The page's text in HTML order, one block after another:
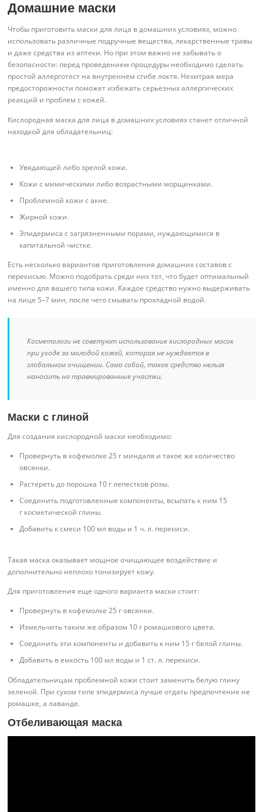
Домашние маски
Чтобы приготовить маски для лица в домашних условиях, можно
использовать различные подручные вещества, лекарственные травы
и даже средства из аптеки. Но при этом важно не забывать о
безопасности: перед проведением процедуры необходимо сделать
простой аллерготест на внутреннем сгибе локтя. Нехитрая мера
предосторожности поможет избежать серьезных аллергических
реакций и проблем с кожей.
Кислородная маска для лица в домашних условиях станет отличной
находкой для обладательниц:
Увядающей либо зрелой кожи.
Кожи с мимическими либо возрастными морщинками.
Проблемной кожи с акне.
Жирной кожи.
Эпидермиса с загрязненными порами, нуждающимися в
капитальной чистке.
Есть несколько вариантов приготовления домашних составов с
перекисью. Можно подобрать среди них тот, что будет оптимальный
именно для вашего типа кожи. Каждое средство нужно выдерживать
на лице 5–7 мин, после чего смывать прохладной водой.
Косметологи не советуют использование кислородных масок
при уходе за молодой кожей, которая не нуждается в
глобальном очищении. Само собой, такое средство нельзя
наносить на травмированные участки.
Маски с глиной
Для создания кислородной маски необходимо:
Провернуть в кофемолке 25 г миндаля и такое же количество
овсянки.
Растереть до порошка 10 г лепестков розы.
Соединить подготовленные компоненты, всыпать к ним 15
г косметической глины.
Добавить к смеси 100 мл воды и 1 ч. л. перекиси.
Такая маска оказывает мощное очищающее воздействие и
дополнительно неплохо тонизирует кожу.
Для приготовления еще одного варианта маски стоит:
Провернуть в кофемолке 25 г овсянки.
Измельчить таким же образом 10 г ромашкового цвета.
Соединить эти компоненты и добавить к ним 15 г белой глины.
Добавить в емкость 100 мл воды и 1 ст. л. перекиси.
Обладательницам проблемной кожи стоит заменить белую глину
зеленой. При сухом типе эпидермиса лучше отдать предпочтение не
ромашке, а лаванде.
Отбеливающая маска